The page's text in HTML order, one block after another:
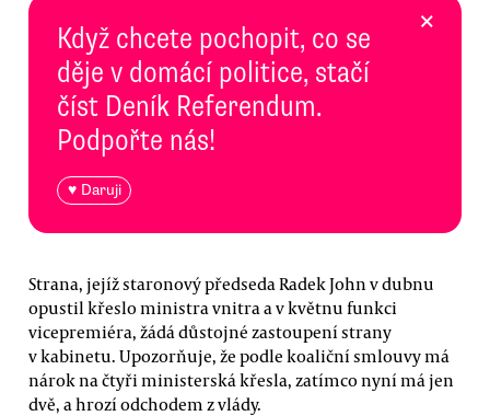
Když chcete pochopit, co se
děje v domácí politice, stačí
číst Deník Referendum.
Podpořte nás!
♥ Daruji
×
Strana, jejíž staronový předseda Radek John v dubnu
opustil křeslo ministra vnitra a v květnu funkci
vicepremiéra, žádá důstojné zastoupení strany
v kabinetu. Upozorňuje, že podle koaliční smlouvy má
nárok na čtyři ministerská křesla, zatímco nyní má jen
dvě, a hrozí odchodem z vlády.